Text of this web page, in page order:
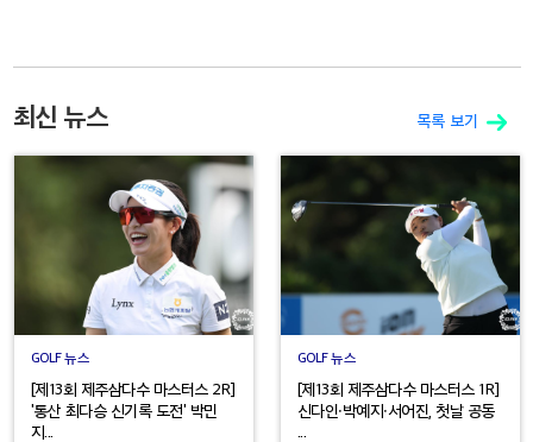
최신 뉴스 목록 보기
GOLF 뉴스
[제13회 제주삼다수 마스터스 2R]
'통산 최다승 신기록 도전' 박민
지...
GOLF 뉴스
[제13회 제주삼다수 마스터스 1R]
신다인·박예지·서어진, 첫날 공동